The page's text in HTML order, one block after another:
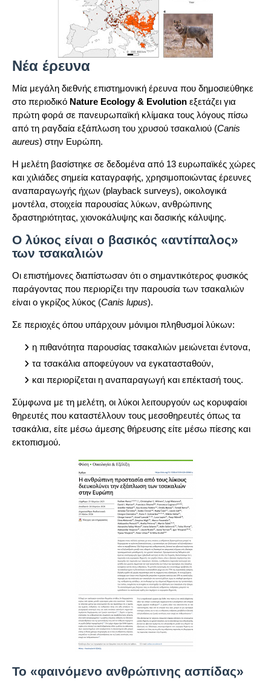
Νέα έρευνα
Μία μεγάλη διεθνής επιστημονική έρευνα που δημοσιεύθηκε
στο περιοδικό Nature Ecology & Evolution εξετάζει για
πρώτη φορά σε πανευρωπαϊκή κλίμακα τους λόγους πίσω
από τη ραγδαία εξάπλωση του χρυσού τσακαλιού (Canis
aureus) στην Ευρώπη.
Η μελέτη βασίστηκε σε δεδομένα από 13 ευρωπαϊκές χώρες
και χιλιάδες σημεία καταγραφής, χρησιμοποιώντας έρευνες
αναπαραγωγής ήχων (playback surveys), οικολογικά
μοντέλα, στοιχεία παρουσίας λύκων, ανθρώπινης
δραστηριότητας, χιονοκάλυψης και δασικής κάλυψης.
Ο λύκος είναι ο βασικός «αντίπαλος»
των τσακαλιών
Οι επιστήμονες διαπίστωσαν ότι ο σημαντικότερος φυσικός
παράγοντας που περιορίζει την παρουσία των τσακαλιών
είναι ο γκρίζος λύκος (Canis lupus).
Σε περιοχές όπου υπάρχουν μόνιμοι πληθυσμοί λύκων:
η πιθανότητα παρουσίας τσακαλιών μειώνεται έντονα,
τα τσακάλια αποφεύγουν να εγκατασταθούν,
και περιορίζεται η αναπαραγωγή και επέκτασή τους.
Σύμφωνα με τη μελέτη, οι λύκοι λειτουργούν ως κορυφαίοι
θηρευτές που καταστέλλουν τους μεσοθηρευτές όπως τα
τσακάλια, είτε μέσω άμεσης θήρευσης είτε μέσω πίεσης και
εκτοπισμού.
Το «φαινόμενο ανθρώπινης ασπίδας»